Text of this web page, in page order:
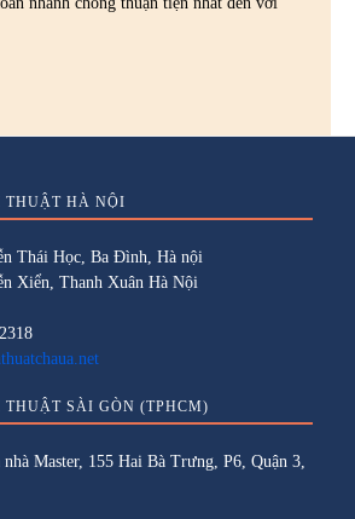
THUẬT HÀ NỘI
Thái Học, Ba Đình, Hà nội
Xiển, Thanh Xuân Hà Nội
SÀI GÒN (TPHCM)
Master, 155 Hai Bà Trưng, P6, Quận 3,